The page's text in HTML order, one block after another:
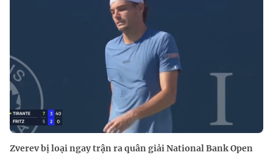
Zverev bị loại ngay trận ra quân giải National Bank Open